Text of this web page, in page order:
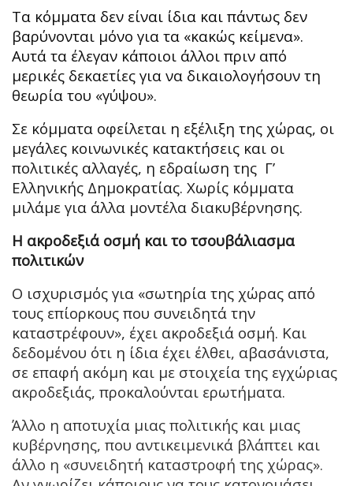
Τα κόμματα δεν είναι ίδια και πάντως δεν
βαρύνονται μόνο για τα «κακώς κείμενα».
Αυτά τα έλεγαν κάποιοι άλλοι πριν από
μερικές δεκαετίες για να δικαιολογήσουν τη
θεωρία του «γύψου».
Σε κόμματα οφείλεται η εξέλιξη της χώρας, οι
μεγάλες κοινωνικές κατακτήσεις και οι
πολιτικές αλλαγές, η εδραίωση της Γ’
Ελληνικής Δημοκρατίας. Χωρίς κόμματα
μιλάμε για άλλα μοντέλα διακυβέρνησης.
Η ακροδεξιά οσμή και το τσουβάλιασμα
πολιτικών
Ο ισχυρισμός για «σωτηρία της χώρας από
τους επίορκους που συνειδητά την
καταστρέφουν», έχει ακροδεξιά οσμή. Και
δεδομένου ότι η ίδια έχει έλθει, αβασάνιστα,
σε επαφή ακόμη και με στοιχεία της εγχώριας
ακροδεξιάς, προκαλούνται ερωτήματα.
Άλλο η αποτυχία μιας πολιτικής και μιας
κυβέρνησης, που αντικειμενικά βλάπτει και
άλλο η «συνειδητή καταστροφή της χώρας».